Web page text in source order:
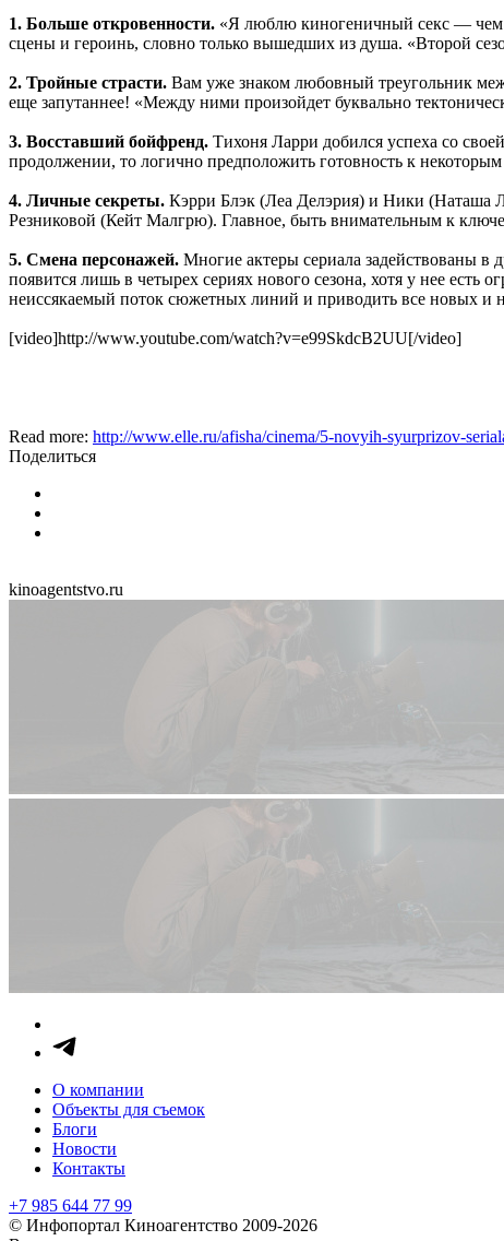
1. Больше откровенности. «Я люблю киногеничный секс — чем
сцены и героинь, словно только вышедших из душа. «Второй
2. Тройные страсти. Вам уже знаком любовный треугольник
еще запутаннее! «Между ними произойдет буквально
3. Восставший бойфренд. Тихоня Ларри добился успеха со
продолжении, то логично предположить готовность к
4. Личные секреты. Кэрри Блэк (Леа Делэрия) и Ники (Наташа
Резниковой (Кейт Малгрю). Главное, быть внимательным к
5. Смена персонажей. Многие актеры сериала задействованы
появится лишь в четырех сериях нового сезона, хотя у нее есть
неиссякаемый поток сюжетных линий и приводить все новых и
[video]http://www.youtube.com/watch?v=e99SkdcB2UU[/video]
Read more: http://www.elle.ru/afisha/cinema/5-novyih-syurprizov-
Поделиться
kinoagentstvo.ru
О компании
Объекты для съемок
Блоги
Новости
Контакты
+7 985 644 77 99
© Инфопортал Киноагентство 2009-2026